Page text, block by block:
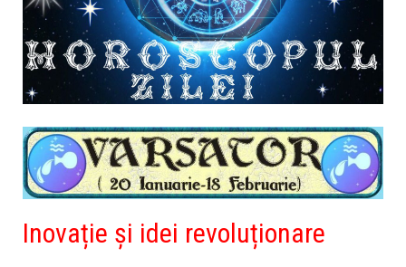
Inovație și idei revoluționare